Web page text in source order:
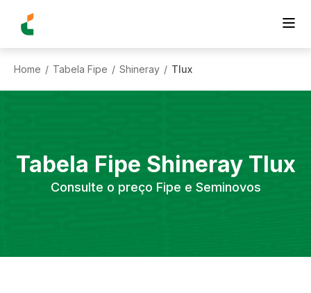
Home / Tabela Fipe / Shineray / Tlux
Tabela Fipe Shineray Tlux
Consulte o preço Fipe e Seminovos